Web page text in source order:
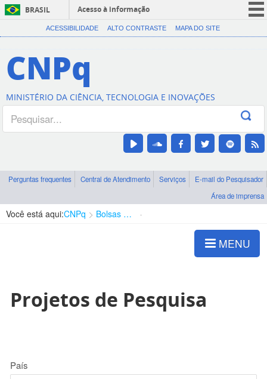
BRASIL
Acesso à informação
CORONAVÍRUS (COVID-19)
Canais
ACESSIBILIDADE ALTO CONTRASTE MAPA DO SITE
CNPq
MINISTÉRIO DA CIÊNCIA, TECNOLOGIA E INOVAÇÕES
Perguntas frequentes Central de Atendimento Serviços
E-mail do Pesquisador
Área de imprensa
Você está aqui:CNPq Bolsas e Auxílios Vigentes
MENU
Projetos de Pesquisa
País